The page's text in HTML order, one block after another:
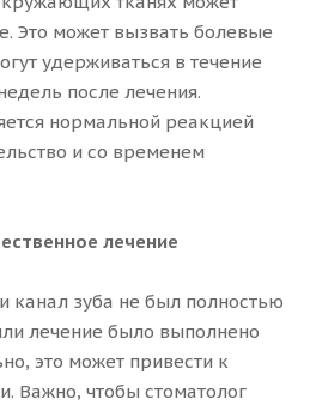
Это может вызвать болевые
удерживаться в течение
после лечения.
нормальной реакцией
и со временем
лечение
канал зуба не был полностью
лечение было выполнено
это может привести к
Важно, чтобы стоматолог